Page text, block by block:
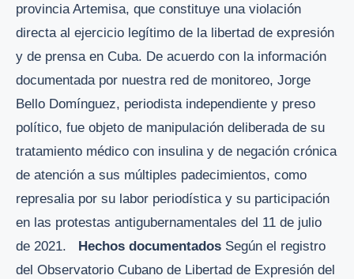
provincia Artemisa, que constituye una violación
directa al ejercicio legítimo de la libertad de expresión
y de prensa en Cuba. De acuerdo con la información
documentada por nuestra red de monitoreo, Jorge
Bello Domínguez, periodista independiente y preso
político, fue objeto de manipulación deliberada de su
tratamiento médico con insulina y de negación crónica
de atención a sus múltiples padecimientos, como
represalia por su labor periodística y su participación
en las protestas antigubernamentales del 11 de julio
de 2021.
Hechos documentados Según el registro
del Observatorio Cubano de Libertad de Expresión del